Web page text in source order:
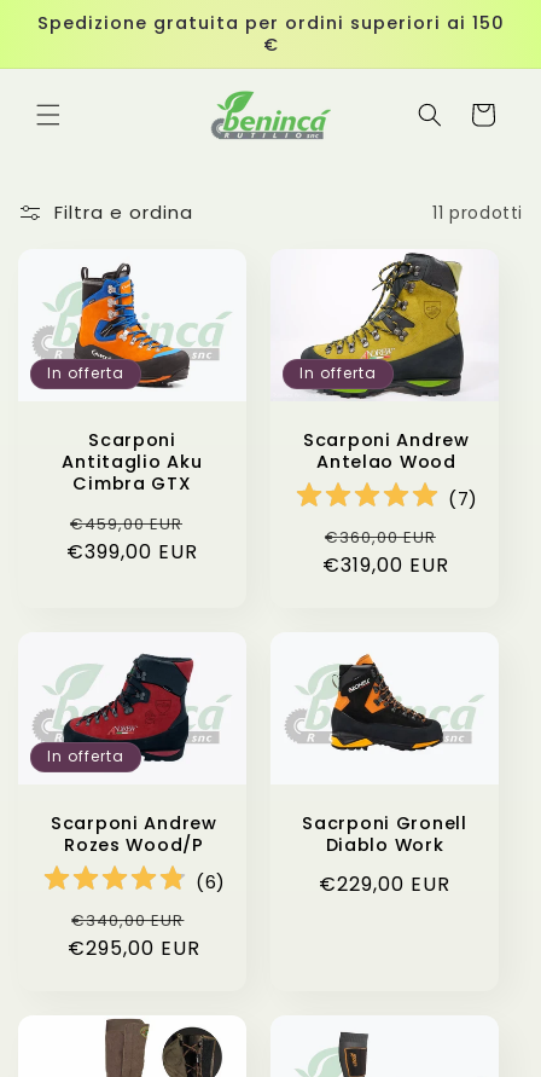
direttamente
Spedizione gratuita per ordini superiori ai 150
€
Carrello
Filtra e ordina 11 prodotti
In offerta
Scarponi
Antitaglio Aku
Cimbra GTX
Prezzo
di
€459,00 EUR
scontato
€399,00 EUR
In offerta
Scarponi Andrew
Antelao Wood
(7)
Prezzo
di
€360,00 EUR
€319,00 EUR
In offerta
Scarponi Andrew
Rozes Wood/P
(6)
Prezzo
di
€340,00 EUR
scontato
€295,00 EUR
Sacrponi Gronell
Diablo Work
Prezzo
€229,00 EUR